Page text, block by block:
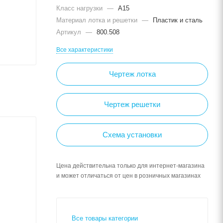
Класс нагрузки — A15
Материал лотка и решетки —
Пластик и сталь
Артикул
— 800.508
Все характеристики
Чертеж лотка
Чертеж решетки
Схема установки
Цена действительна только для интернет-магазина
и может отличаться от цен в розничных магазинах
Все товары категории